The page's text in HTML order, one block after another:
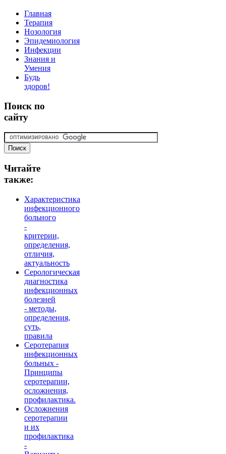
Главная
Терапия
Нозология
Эпидемиология
Инфекции
Знания и
Умения
Будь
здоров!
Поиск по
сайту
Читайте
также:
Характеристика
инфекционного
больного
-
критерии,
определения,
отличия,
актуальность
Серологическая
диагностика
инфекционных
болезней
- методы,
определения,
суть,
правила
Серотерапия
инфекционных
больных -
Принципы
серотерапии,
осложнения,
профилактика.
Осложнения
серотерапии
и их
профилактика
-